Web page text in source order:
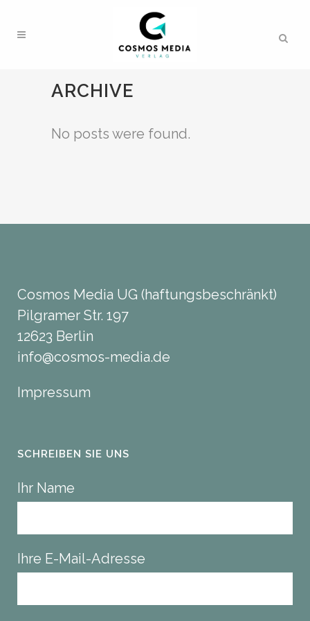
ARCHIVE
No posts were found.
Cosmos Media UG (haftungsbeschränkt)
Pilgramer Str. 197
12623 Berlin
info@cosmos-media.de
Impressum
SCHREIBEN SIE UNS
Ihr Name
Ihre E-Mail-Adresse